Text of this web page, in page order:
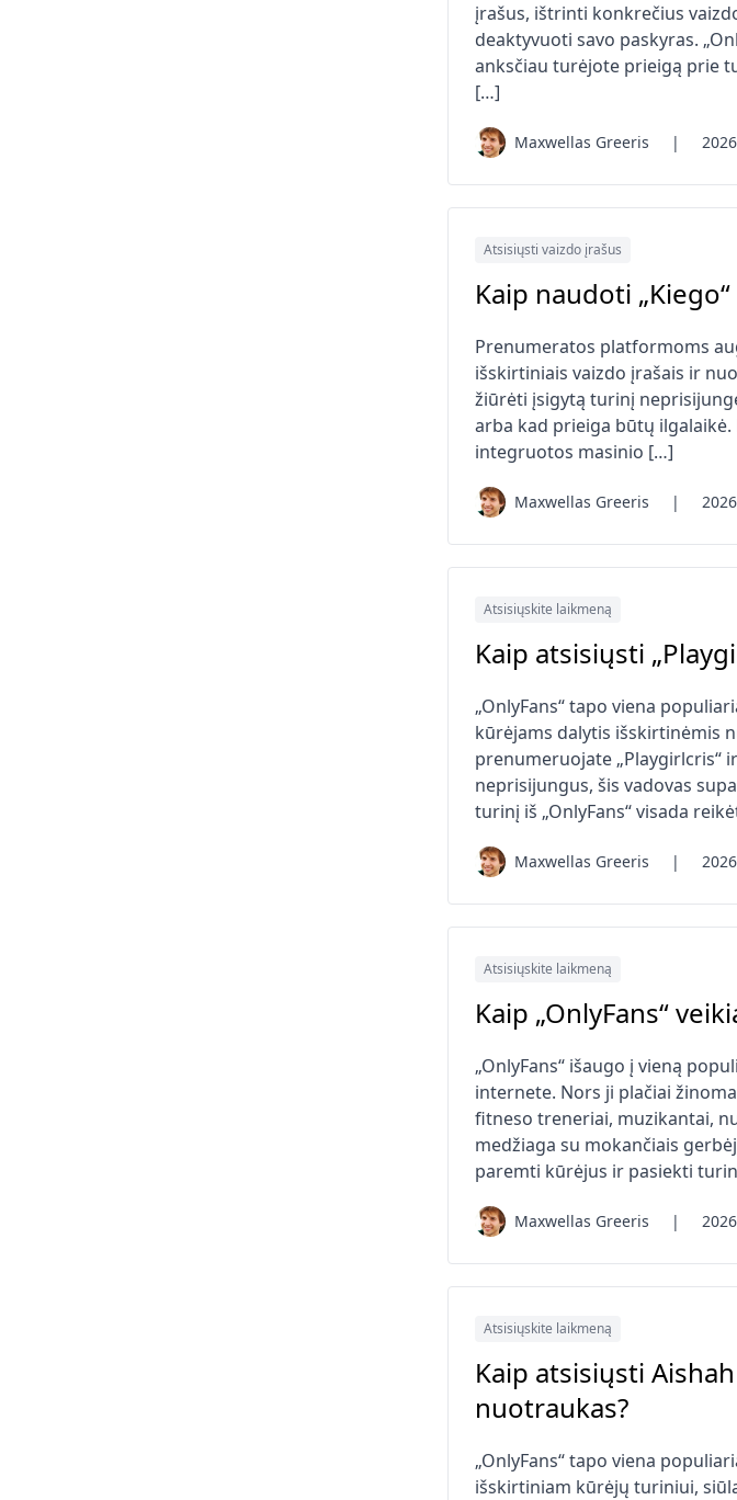
įrašus, ištrinti konkrečius
deaktyvuoti savo paskyras.
anksčiau turėjote prieigą prie
[…]
Maxwellas Greeris |
Atsisiųsti vaizdo įrašus
Kaip naudoti
Prenumeratos platformoms
išskirtiniais vaizdo įrašais ir
žiūrėti įsigytą turinį
arba kad prieiga būtų
integruotos masinio […]
Maxwellas Greeris |
Atsisiųskite laikmeną
Kaip atsisiųsti
„OnlyFans“ tapo viena
kūrėjams dalytis išskirtinėmis
prenumeruojate „Playgirlcris“
neprisijungus, šis vadovas
turinį iš „OnlyFans“ visada
Maxwellas Greeris |
Atsisiųskite laikmeną
Kaip „OnlyFans“
„OnlyFans“ išaugo į vieną
internete. Nors ji plačiai
fitneso treneriai, muzikantai,
medžiaga su mokančiais
paremti kūrėjus ir pasiekti
Maxwellas Greeris |
Atsisiųskite laikmeną
Kaip atsisiųsti
nuotraukas?
„OnlyFans“ tapo viena
išskirtiniam kūrėjų turiniui,